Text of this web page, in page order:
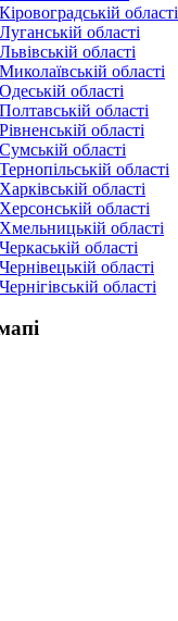
області
області
області
області
області
області
області
області
області
області
області
області
області
області
області